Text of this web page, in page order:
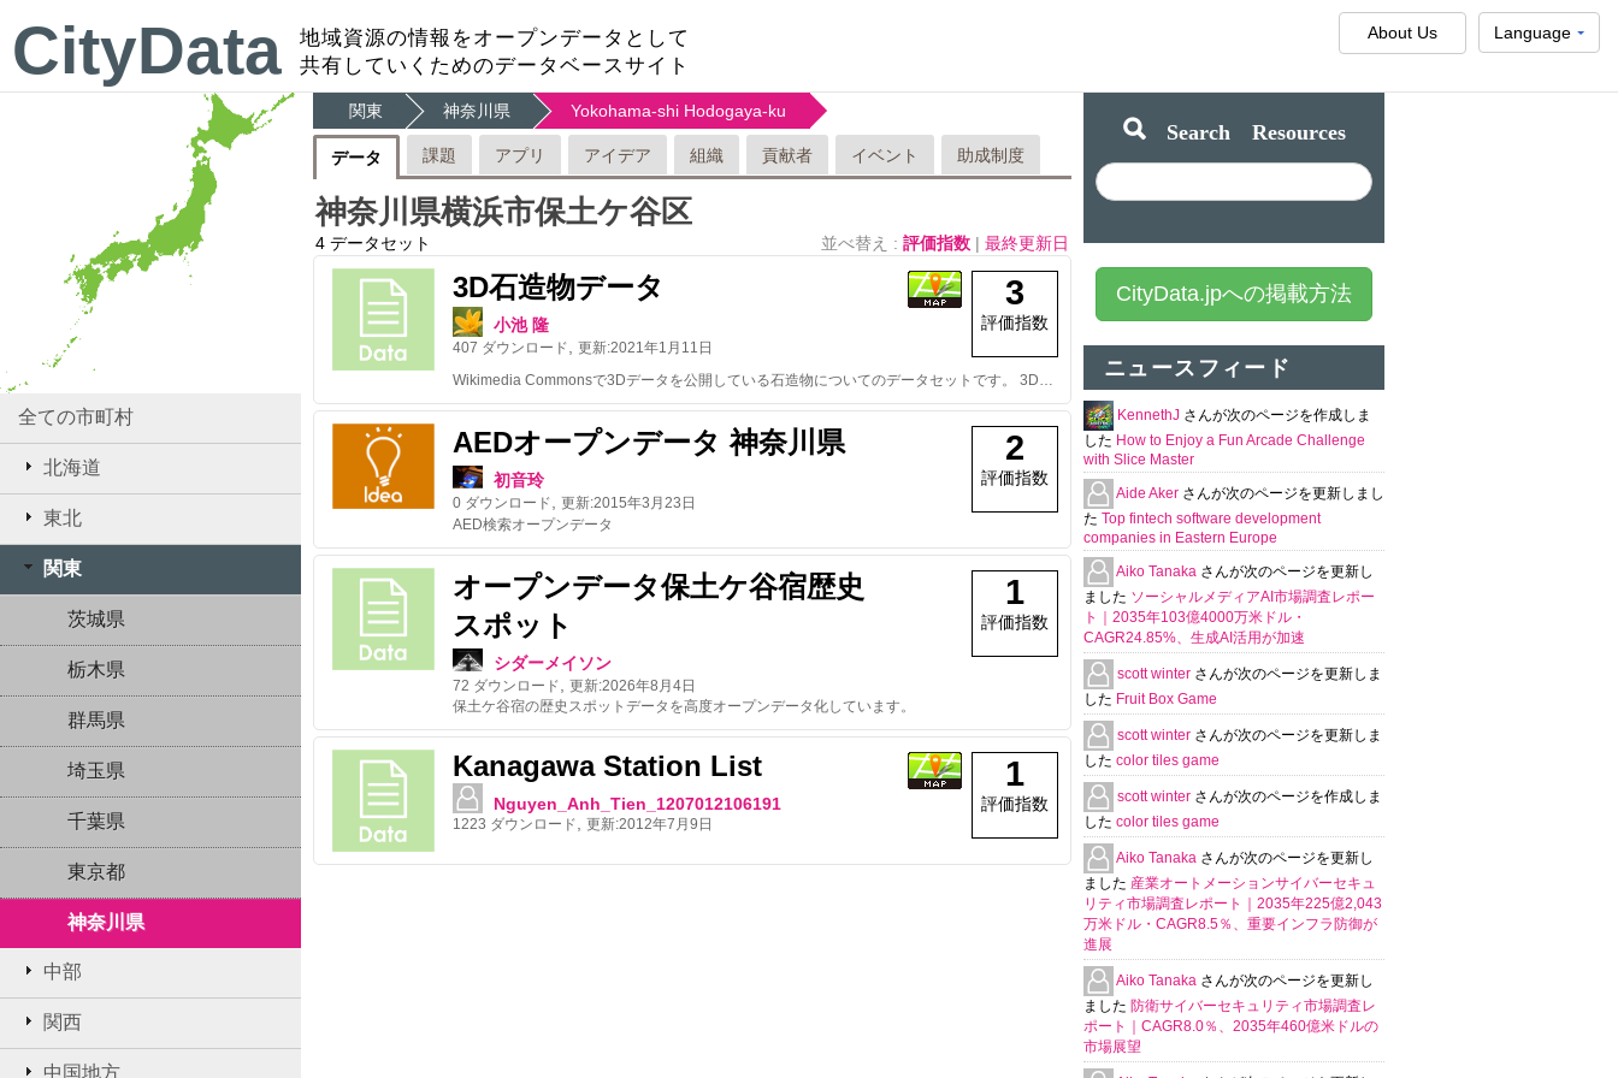
CityData
地域資源の情報をオープンデータとして
共有していくためのデータベースサイト
Language
About Us
全ての市町村
北海道
東北
関東
茨城県
栃木県
群馬県
埼玉県
千葉県
東京都
神奈川県
中部
関西
中国地方
関東 神奈川県 Yokohama-shi Hodogaya-ku
データ 課題 アプリ アイデア 組織 貢献者 イベント 助成制度
神奈川県横浜市保土ケ谷区
4 データセット 並べ替え : 評価指数 | 最終更新日
3D石造物データ
小池 隆
407 ダウンロード 更新:2021年1月11日
3
評価指数
Wikimedia Commonsで3Dデータを公開している石造物についてのデータセットです。 3DデータのURL、ウィキデータのURLなどの情報を含みます。 リンク先のWikimedia Commonsにある3DデータのライセンスはCC BY 4.0になります。 2020.1.2 石造物の所在地、分類、銘文、造立年などのメタ情報はリンク先のウィキデータに移行しました。
AEDオープンデータ 神奈川県
初音玲
0 ダウンロード 更新:2015年3月23日
2
評価指数
AED検索オープンデータ
オープンデータ保土ケ谷宿歴史
スポット
シダーメイソン
72 ダウンロード 更新:2026年8月4日
1
評価指数
保土ケ谷宿の歴史スポットデータを高度オープンデータ化しています。
Kanagawa Station List
Nguyen_Anh_Tien_1207012106191
1223 ダウンロード 更新:2012年7月9日
1
評価指数
Search Resources
CityData.jpへの掲載方法
ニュースフィード
KennethJ さんが次のページを作成しま
した How to Enjoy a Fun Arcade Challenge
with Slice Master
Aide Aker さんが次のページを更新しまし
た Top fintech software development
companies in Eastern Europe
Aiko Tanaka さんが次のページを更新し
ました ソーシャルメディアAI市場調査レポー
ト｜2035年103億4000万米ドル・
CAGR24.85%、生成AI活用が加速
scott winter さんが次のページを更新しま
した Fruit Box Game
scott winter さんが次のページを更新しま
した color tiles game
scott winter さんが次のページを作成しま
した color tiles game
Aiko Tanaka さんが次のページを更新し
ました 産業オートメーションサイバーセキュ
リティ市場調査レポート｜2035年225億2,043
万米ドル・CAGR8.5％、重要インフラ防御が
進展
Aiko Tanaka さんが次のページを更新し
ました 防衛サイバーセキュリティ市場調査レ
ポート｜CAGR8.0％、2035年460億米ドルの
市場展望